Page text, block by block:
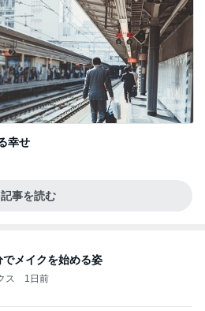
幸せ
記事を読む
メイクを始める姿
ス 1日前